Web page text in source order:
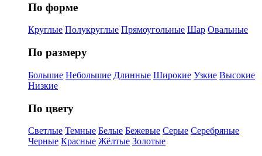
По форме
Круглые Полукруглые Прямоугольные Шар Овальные
По размеру
Большие Небольшие Длинные Широкие Узкие Высокие
Низкие
По цвету
Светлые Темные Белые Бежевые Серые Серебряные
Черные Красные Жёлтые Золотые